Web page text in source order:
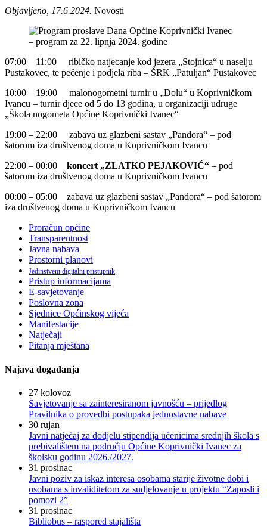
Objavljeno, 17.6.2024. Novosti
07:00 – 11:00 ribičko natjecanje kod jezera „Stojnica“ u naselju
Pustakovec, te pečenje i podjela riba – ŠRK „Patuljan“ Pustakovec
10:00 – 19:00 malonogometni turnir u „Dolu“ u Koprivničkom
Ivancu – turnir djece od 5 do 13 godina, u organizaciji udruge
„Škola nogometa Općine Koprivnički Ivanec“
19:00 – 22:00 zabava uz glazbeni sastav „Pandora“ – pod
šatorom iza društvenog doma u Koprivničkom Ivancu
22:00 – 00:00 koncert „ZLATKO PEJAKOVIĆ“ – pod
šatorom iza društvenog doma u Koprivničkom Ivancu
00:00 – 05:00 zabava uz glazbeni sastav „Pandora“ – pod šatorom
iza društvenog doma u Koprivničkom Ivancu
Proračun općine
Transparentnost
Javna nabava
Prostorni planovi
Jedinstveni digitalni pristupnik
Pristup informacijama
E-savjetovanje
Poslovna zona
Sjednice Općinskog vijeća
Manifestacije
Natječaji
Pitanja mještana
Najava događanja
27 kolovoz
Savjetovanje sa zainteresiranom javnošću – prijedlog
Pravilnika o provedbi postupaka jednostavne nabave
30 rujan
Javni natječaj za dodjelu stipendija učenicima srednjih škola s
prebivalištem na području Općine Koprivnički Ivanec za
školsku godinu 2026./2027.
31 prosinac
Javni poziv za iskaz interesa osobama starije životne dobi i
osobama s invaliditetom za sudjelovanje u projektu “Zaposli i
pomozi 2”
31 prosinac
Bibliobus – raspored stajališta